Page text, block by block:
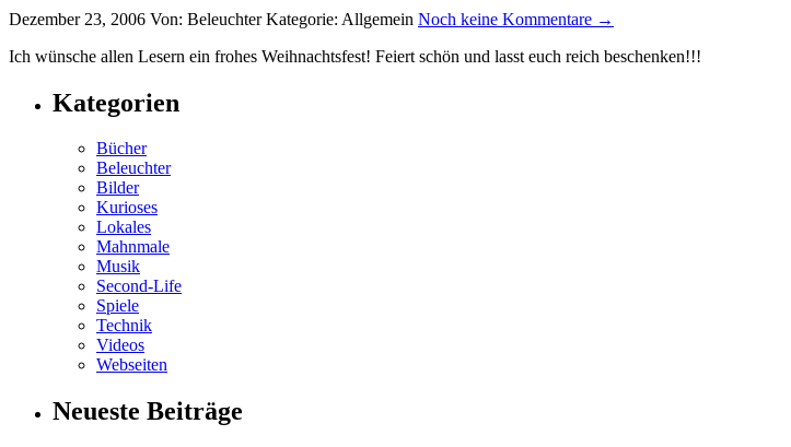
Dezember 23, 2006 Von: BeleuchterKategorie: Allgemein Noch keine Kommentare →
Ich wünsche allen Lesern ein frohes Weihnachtsfest! Feiert schön und lasst euch reich beschenken!!!
Kategorien
Bücher
Beleuchter
Bilder
Kurioses
Lokales
Mahnmale
Musik
Second-Life
Spiele
Technik
Videos
Webseiten
Neueste Beiträge